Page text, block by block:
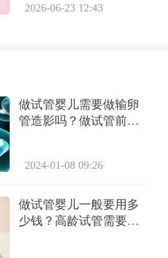
2026-06-23 12:43
做试管婴儿需要做输卵
管造影吗？做试管前必
2024-01-08 09:26
做试管婴儿一般要用多
少钱？高龄试管需要做